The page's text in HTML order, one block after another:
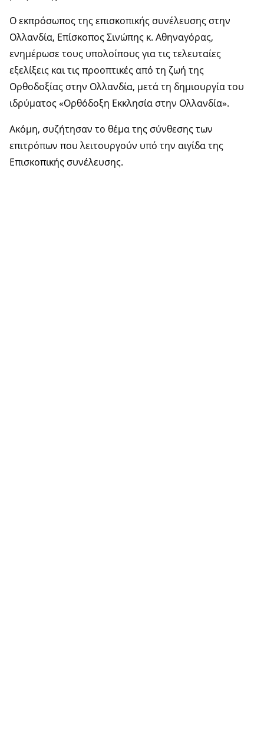
Ο εκπρόσωπος της επισκοπικής συνέλευσης στην
Ολλανδία, Επίσκοπος Σινώπης κ. Αθηναγόρας,
ενημέρωσε τους υπολοίπους για τις τελευταίες
εξελίξεις και τις προοπτικές από τη ζωή της
Ορθοδοξίας στην Ολλανδία, μετά τη δημιουργία του
ιδρύματος «Ορθόδοξη Εκκλησία στην Ολλανδία».
Ακόμη, συζήτησαν το θέμα της σύνθεσης των
επιτρόπων που λειτουργούν υπό την αιγίδα της
Επισκοπικής συνέλευσης.